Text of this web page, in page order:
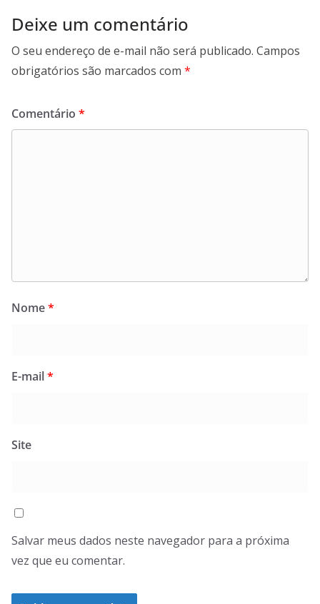
Deixe um comentário
O seu endereço de e-mail não será publicado. Campos
obrigatórios são marcados com *
Comentário *
Nome*
E-mail*
Site
Salvar meus dados neste navegador para a próxima
vez que eu comentar.